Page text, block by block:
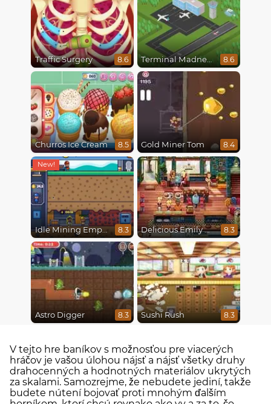
Traffic Surgery 8.6 Terminal Madness 8.6
Churros Ice Cream 8.5 Gold Miner Tom 8.4
Idle Mining Empire 8.3 Delicious Emily New Beginning 8.3
Astro Digger 8.3 Sushi Rush 8.3
V tejto hre baníkov s možnosťou pre viacerých
hráčov je vašou úlohou nájsť a nájsť všetky druhy
drahocenných a hodnotných materiálov ukrytých
za skalami. Samozrejme, že nebudete jediní, takže
budete nútení bojovať proti mnohým ďalším